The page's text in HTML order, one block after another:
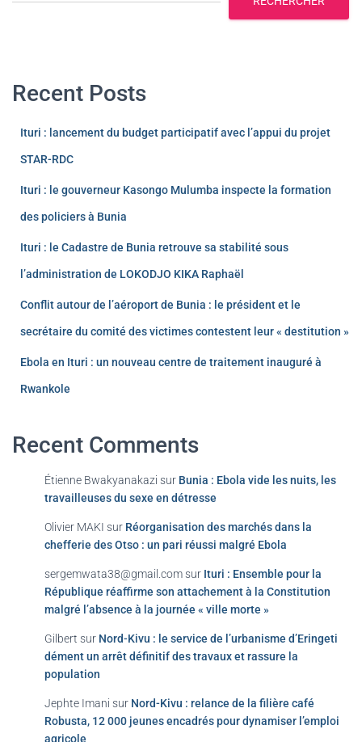
Recent Posts
Ituri : lancement du budget participatif avec l’appui du projet
STAR-RDC
Ituri : le gouverneur Kasongo Mulumba inspecte la formation
des policiers à Bunia
Ituri : le Cadastre de Bunia retrouve sa stabilité sous
l’administration de LOKODJO KIKA Raphaël
Conflit autour de l’aéroport de Bunia : le président et le
secrétaire du comité des victimes contestent leur « destitution »
Ebola en Ituri : un nouveau centre de traitement inauguré à
Rwankole
Recent Comments
Étienne Bwakyanakazi sur Bunia : Ebola vide les nuits, les
travailleuses du sexe en détresse
Olivier MAKI sur Réorganisation des marchés dans la
chefferie des Otso : un pari réussi malgré Ebola
sergemwata38@gmail.comsur Ituri : Ensemble pour la
République réaffirme son attachement à la Constitution
malgré l’absence à la journée « ville morte »
Gilbert sur Nord-Kivu : le service de l’urbanisme d’Eringeti
dément un arrêt définitif des travaux et rassure la
population
Jephte Imani sur Nord-Kivu : relance de la filière café
Robusta, 12 000 jeunes encadrés pour dynamiser l’emploi
agricole